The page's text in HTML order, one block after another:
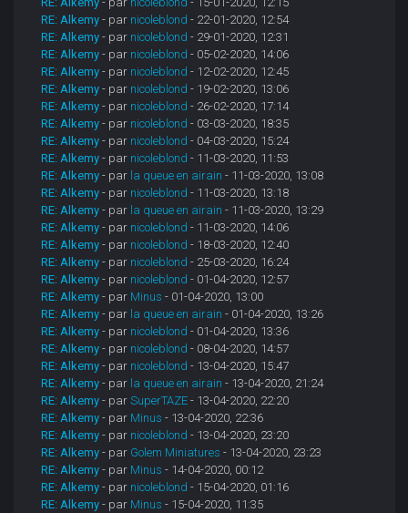
RE: Alkemy - par nicoleblond - 22-01-2020, 12:54
RE: Alkemy - par nicoleblond - 29-01-2020, 12:31
RE: Alkemy - par nicoleblond - 05-02-2020, 14:06
RE: Alkemy - par nicoleblond - 12-02-2020, 12:45
RE: Alkemy - par nicoleblond - 19-02-2020, 13:06
RE: Alkemy - par nicoleblond - 26-02-2020, 17:14
RE: Alkemy - par nicoleblond - 03-03-2020, 18:35
RE: Alkemy - par nicoleblond - 04-03-2020, 15:24
RE: Alkemy - par nicoleblond - 11-03-2020, 11:53
RE: Alkemy - par la queue en airain - 11-03-2020, 13:08
RE: Alkemy - par nicoleblond - 11-03-2020, 13:18
RE: Alkemy - par la queue en airain - 11-03-2020, 13:29
RE: Alkemy - par nicoleblond - 11-03-2020, 14:06
RE: Alkemy - par nicoleblond - 18-03-2020, 12:40
RE: Alkemy - par nicoleblond - 25-03-2020, 16:24
RE: Alkemy - par nicoleblond - 01-04-2020, 12:57
RE: Alkemy - par Minus - 01-04-2020, 13:00
RE: Alkemy - par la queue en airain - 01-04-2020, 13:26
RE: Alkemy - par nicoleblond - 01-04-2020, 13:36
RE: Alkemy - par nicoleblond - 08-04-2020, 14:57
RE: Alkemy - par nicoleblond - 13-04-2020, 15:47
RE: Alkemy - par la queue en airain - 13-04-2020, 21:24
RE: Alkemy - parSuperTAZE - 13-04-2020, 22:20
RE: Alkemy - par Minus - 13-04-2020, 22:36
RE: Alkemy - par nicoleblond - 13-04-2020, 23:20
RE: Alkemy - par Golem Miniatures - 13-04-2020, 23:23
RE: Alkemy - par Minus - 14-04-2020, 00:12
RE: Alkemy - par nicoleblond - 15-04-2020, 01:16
RE: Alkemy - par Minus - 15-04-2020, 11:35